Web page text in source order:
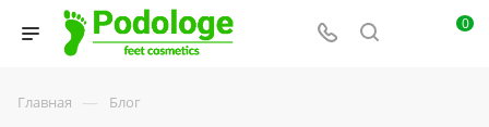
0
Главная — Блог